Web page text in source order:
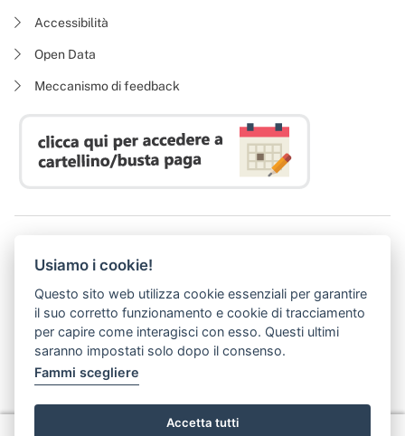
Accessibilità
Open Data
Meccanismo di feedback
P. I. 05913670484 | C. F. 94164020482
(abilitato alla ricezione di soli messaggi di posta elettronica certificata)
Usiamo i cookie!
Questo sito web utilizza cookie essenziali per garantire
il suo corretto funzionamento e cookie di tracciamento
per capire come interagisci con esso. Questi ultimi
saranno impostati solo dopo il consenso.
Fammi scegliere
Accetta tutti